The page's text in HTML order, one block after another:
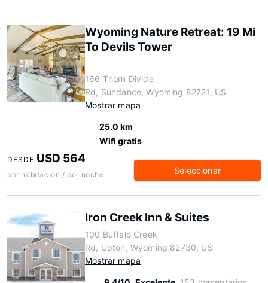
Wyoming Nature Retreat: 19 Mi
To Devils Tower
166 Thorn Divide
Rd, Sundance, Wyoming 82721, US
Mostrar mapa
25.0 km
Wifi gratis
DESDE USD 564
por habitación / por noche Seleccionar
Iron Creek Inn & Suites
100 Buffalo Creek
Rd, Upton, Wyoming 82730, US
Mostrar mapa